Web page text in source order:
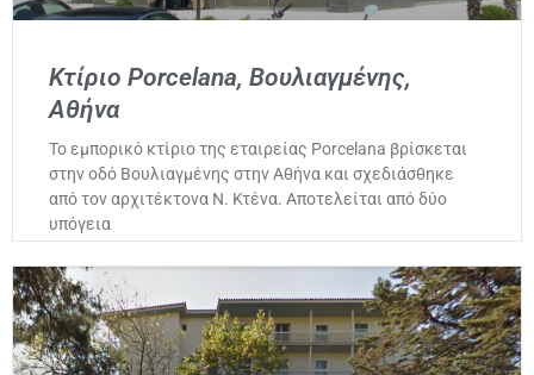
Κτίριο Porcelana, Βουλιαγμένης,
Αθήνα
Το εμπορικό κτίριο της εταιρείας Porcelana βρίσκεται
στην οδό Βουλιαγμένης στην Αθήνα και σχεδιάσθηκε
από τον αρχιτέκτονα Ν. Κτένα. Αποτελείται από δύο
υπόγεια